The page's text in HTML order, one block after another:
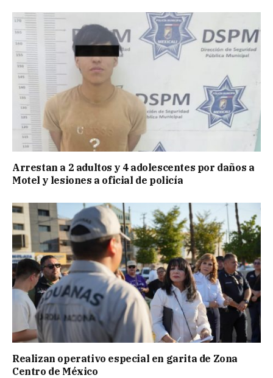
Arrestan a 2 adultos y 4 adolescentes por daños a
Motel y lesiones a oficial de policía
Realizan operativo especial en garita de Zona
Centro de México